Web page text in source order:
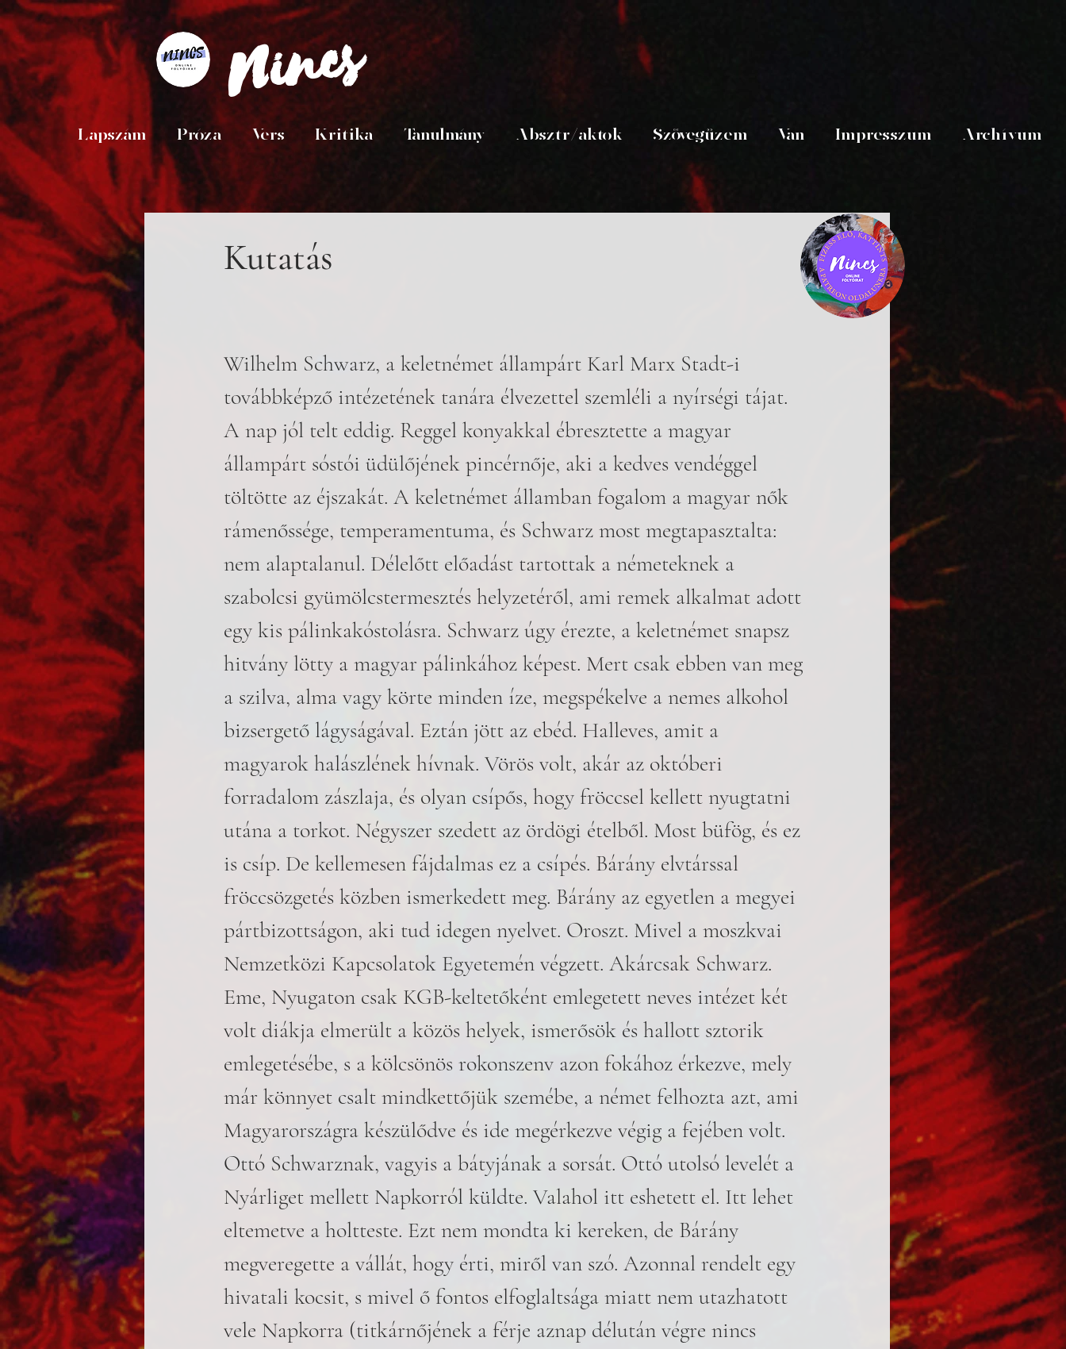
Nincs
Lapszám Próza Vers Kritika Tanulmány Absztr/aktok Szövegüzem Van Impresszum Archívum
Kutatás
Wilhelm Schwarz, a keletnémet állampárt Karl Marx Stadt-i
továbbképző intézetének tanára élvezettel szemléli a nyírségi tájat.
A nap jól telt eddig. Reggel konyakkal ébresztette a magyar
állampárt sóstói üdülőjének pincérnője, aki a kedves vendéggel
töltötte az éjszakát. A keletnémet államban fogalom a magyar nők
rámenőssége, temperamentuma, és Schwarz most megtapasztalta:
nem alaptalanul. Délelőtt előadást tartottak a németeknek a
szabolcsi gyümölcstermesztés helyzetéről, ami remek alkalmat adott
egy kis pálinkakóstolásra. Schwarz úgy érezte, a keletnémet snapsz
hitvány lötty a magyar pálinkához képest. Mert csak ebben van meg
a szilva, alma vagy körte minden íze, megspékelve a nemes alkohol
bizsergető lágyságával. Eztán jött az ebéd. Halleves, amit a
magyarok halászlének hívnak. Vörös volt, akár az októberi
forradalom zászlaja, és olyan csípős, hogy fröccsel kellett nyugtatni
utána a torkot. Négyszer szedett az ördögi ételből. Most büfög, és ez
is csíp. De kellemesen fájdalmas ez a csípés. Bárány elvtárssal
fröccsözgetés közben ismerkedett meg. Bárány az egyetlen a megyei
pártbizottságon, aki tud idegen nyelvet. Oroszt. Mivel a moszkvai
Nemzetközi Kapcsolatok Egyetemén végzett. Akárcsak Schwarz.
Eme, Nyugaton csak KGB-keltetőként emlegetett neves intézet két
volt diákja elmerült a közös helyek, ismerősök és hallott sztorik
emlegetésébe, s a kölcsönös rokonszenv azon fokához érkezve, mely
már könnyet csalt mindkettőjük szemébe, a német felhozta azt, ami
Magyarországra készülődve és ide megérkezve végig a fejében volt.
Ottó Schwarznak, vagyis a bátyjának a sorsát. Ottó utolsó levelét a
Nyárliget mellett Napkorról küldte. Valahol itt eshetett el. Itt lehet
eltemetve a holtteste. Ezt nem mondta ki kereken, de Bárány
megveregette a vállát, hogy érti, miről van szó. Azonnal rendelt egy
hivatali kocsit, s mivel ő fontos elfoglaltsága miatt nem utazhatott
vele Napkorra (titkárnőjének a férje aznap délután végre nincs